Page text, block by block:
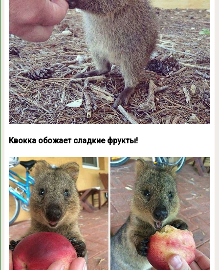
Квокка обожает сладкие фрукты!